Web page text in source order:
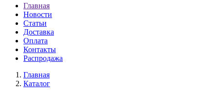
Главная
Новости
Статьи
Доставка
Оплата
Контакты
Распродажа
Главная
Каталог